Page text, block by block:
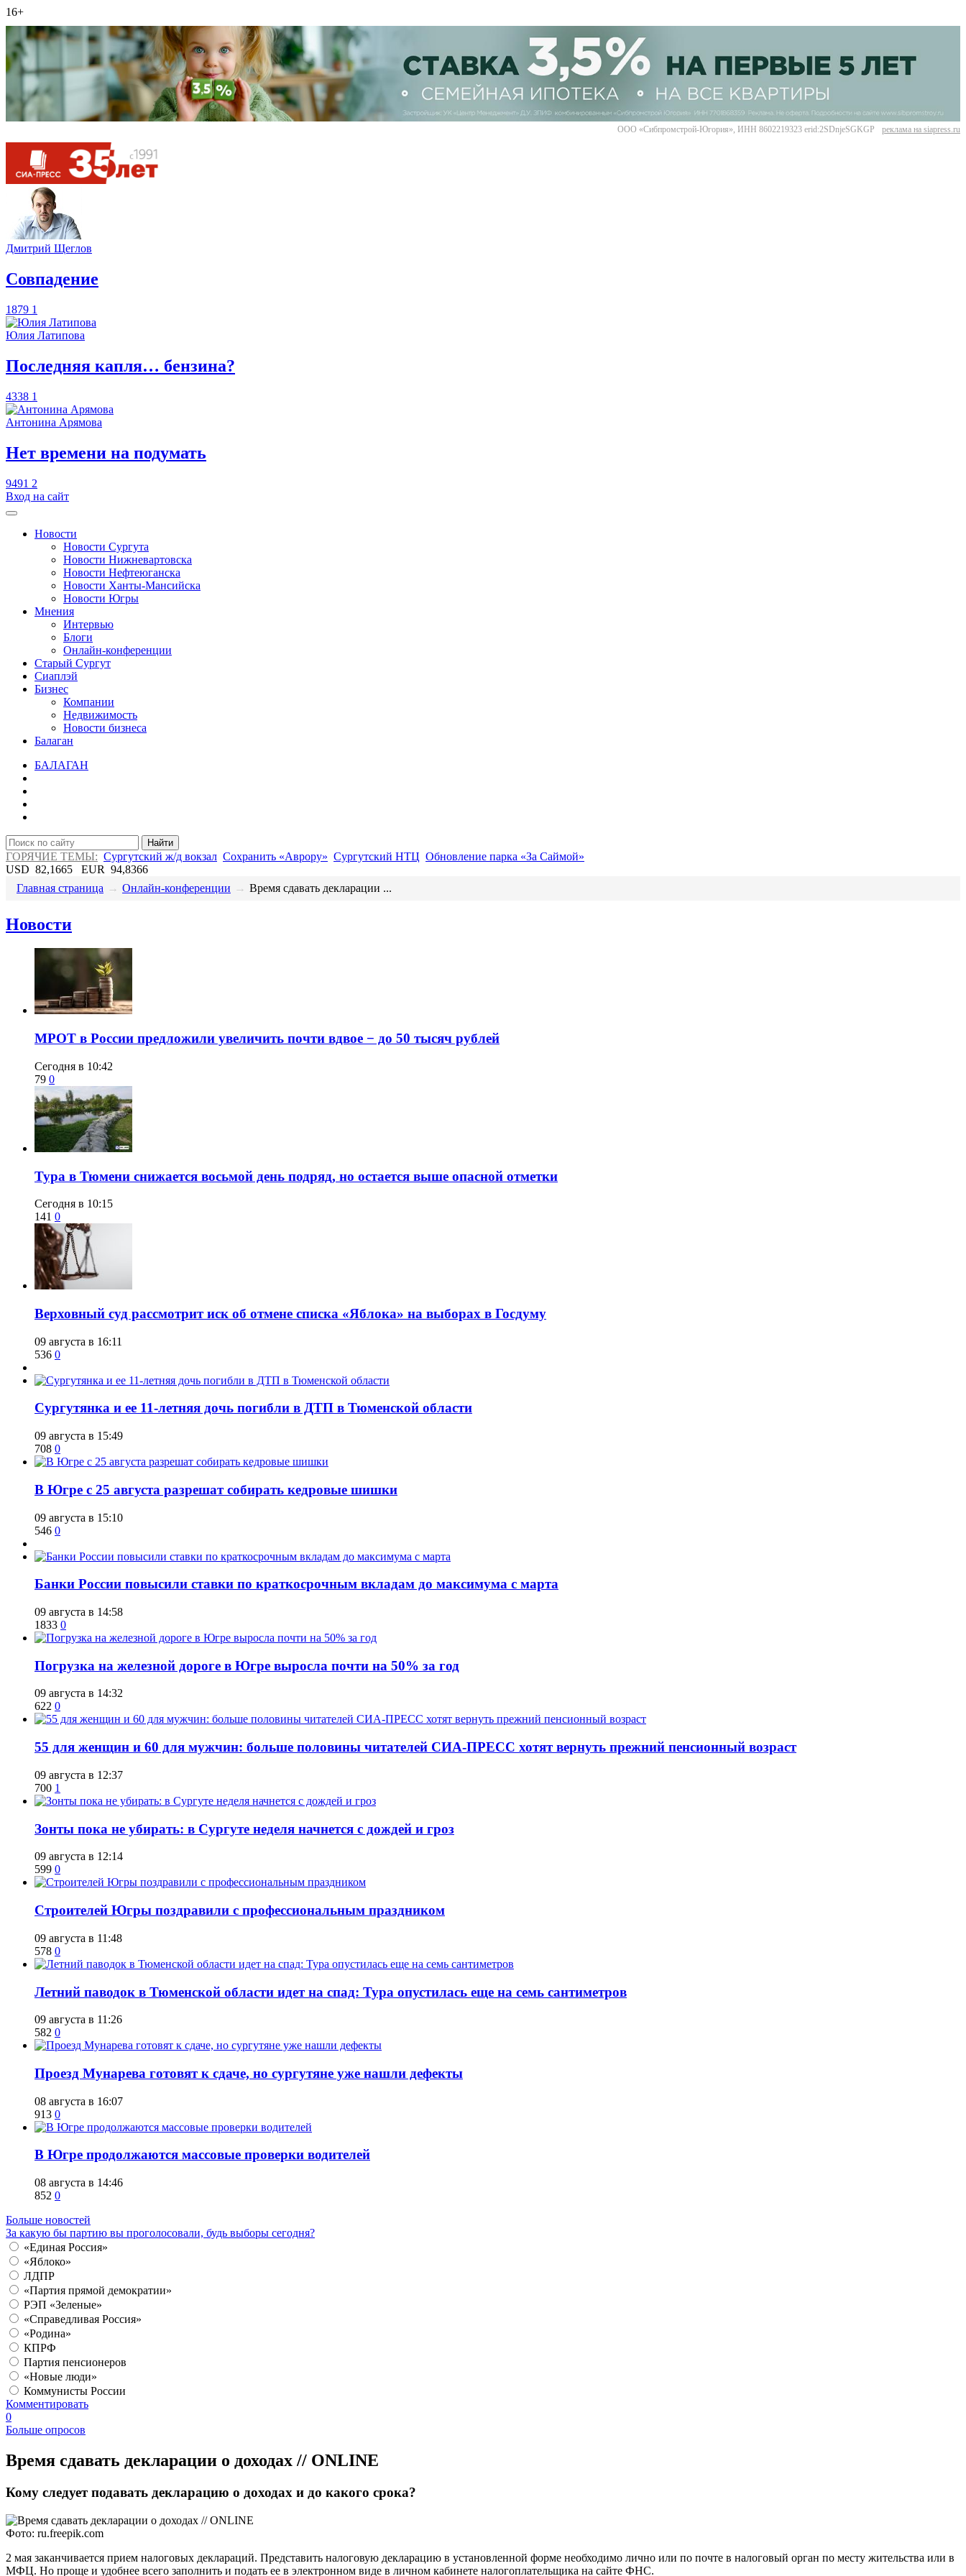
16+
ООО «Сибпромстрой-Югория», ИНН 8602219323 erid:2SDnjeSGKGP реклама на siapress.ru
Дмитрий Щеглов
​Совпадение
1879 1
Юлия Латипова
​Последняя капля… бензина?
4338 1
Антонина Арямова
​Нет времени на подумать
9491 2
Вход на сайт
Новости
Новости Сургута
Новости Нижневартовска
Новости Нефтеюганска
Новости Ханты-Мансийска
Новости Югры
Мнения
Интервью
Блоги
Онлайн-конференции
Старый Сургут
Сиаплэй
Бизнес
Компании
Недвижимость
Новости бизнеса
Балаган
БАЛАГАН
Найти
ГОРЯЧИЕ ТЕМЫ: Сургутский ж/д вокзал Сохранить «Аврору» Сургутский НТЦ Обновление парка «За Саймой»
USD 82,1665 EUR 94,8366
Главная страница → Онлайн-конференции → ​Время сдавать декларации ...
Новости
МРОТ в России предложили увеличить почти вдвое − до 50 тысяч рублей
Сегодня в 10:42
79 0
Тура в Тюмени снижается восьмой день подряд, но остается выше опасной отметки
Сегодня в 10:15
141 0
​Верховный суд рассмотрит иск об отмене списка «Яблока» на выборах в Госдуму
09 августа в 16:11
536 0
Сургутянка и ее 11-летняя дочь погибли в ДТП в Тюменской области
09 августа в 15:49
708 0
​В Югре с 25 августа разрешат собирать кедровые шишки
09 августа в 15:10
546 0
​Банки России повысили ставки по краткосрочным вкладам до максимума с марта
09 августа в 14:58
1833 0
​Погрузка на железной дороге в Югре выросла почти на 50% за год
09 августа в 14:32
622 0
​55 для женщин и 60 для мужчин: больше половины читателей СИА-ПРЕСС хотят вернуть прежний пенсионный возраст
09 августа в 12:37
700 1
​Зонты пока не убирать: в Сургуте неделя начнется с дождей и гроз
09 августа в 12:14
599 0
​Строителей Югры поздравили с профессиональным праздником
09 августа в 11:48
578 0
​Летний паводок в Тюменской области идет на спад: Тура опустилась еще на семь сантиметров
09 августа в 11:26
582 0
​Проезд Мунарева готовят к сдаче, но сургутяне уже нашли дефекты
08 августа в 16:07
913 0
​В Югре продолжаются массовые проверки водителей
08 августа в 14:46
852 0
Больше новостей
За какую бы партию вы проголосовали, будь выборы сегодня?
«Единая Россия»
«Яблоко»
ЛДПР
«Партия прямой демократии»
РЭП «Зеленые»
«Справедливая Россия»
«Родина»
КПРФ
Партия пенсионеров
«Новые люди»
Коммунисты России
Комментировать
0
Больше опросов
​Время сдавать декларации о доходах // ONLINE
Кому следует подавать декларацию о доходах и до какого срока?
Фото: ru.freepik.com
2 мая заканчивается прием налоговых деклараций. Представить налоговую декларацию в установленной форме необходимо лично или по почте в налоговый орган по месту жительства или в
МФЦ. Но проще и удобнее всего заполнить и подать ее в электронном виде в личном кабинете налогоплательщика на сайте ФНС.